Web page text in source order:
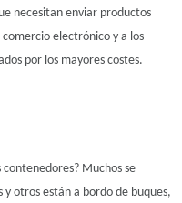
necesitan enviar productos
electrónico y a los
por los mayores costes.
Muchos se
otros están a bordo de buques,